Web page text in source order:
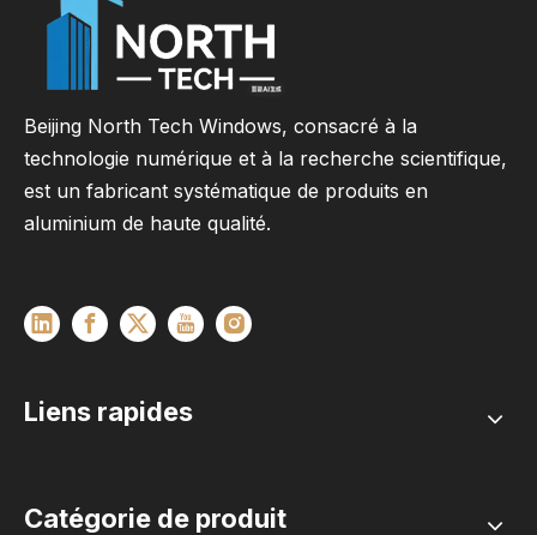
Beijing North Tech Windows, consacré à la
technologie numérique et à la recherche scientifique,
est un fabricant systématique de produits en
aluminium de haute qualité.
Liens rapides
Catégorie de produit